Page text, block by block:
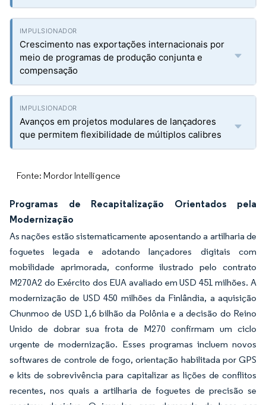
Crescimento nas exportações internacionais por
meio de programas de produção conjunta e
compensação
Avanços em projetos modulares de lançadores
que permitem flexibilidade de múltiplos calibres
Fonte: Mordor Intelligence
Programas de Recapitalização Orientados pela
Modernização
As nações estão sistematicamente aposentando a artilharia de
foguetes legada e adotando lançadores digitais com
mobilidade aprimorada, conforme ilustrado pelo contrato
M270A2 do Exército dos EUA avaliado em USD 451 milhões. A
modernização de USD 450 milhões da Finlândia, a aquisição
Chunmoo de USD 1,6 bilhão da Polônia e a decisão do Reino
Unido de dobrar sua frota de M270 confirmam um ciclo
urgente de modernização. Esses programas incluem novos
softwares de controle de fogo, orientação habilitada por GPS
e kits de sobrevivência para capitalizar as lições de conflitos
recentes, nos quais a artilharia de foguetes de precisão se